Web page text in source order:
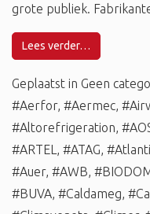
grote publiek.
Lees verder…
Geplaatst in Geen
#Aerfor, #Aermec,
#Altorefrigeration,
#ARTEL , #ATAG,
#Auer, #AWB,
#BUVA, #Caldameg,